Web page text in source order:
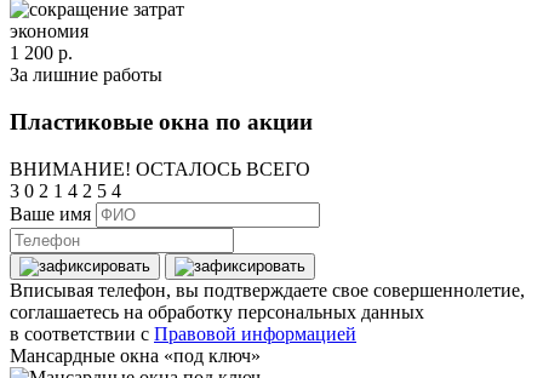
экономия
1 200 р.
За лишние работы
Пластиковые окна по акции
ВНИМАНИЕ! ОСТАЛОСЬ ВСЕГО
3 0 2 1 4 2 5 3
Ваше имя
Вписывая телефон, вы подтверждаете свое совершеннолетие,
соглашаетесь на обработку персональных данных
в соответствии с Правовой информацией
Мансардные окна «под ключ»